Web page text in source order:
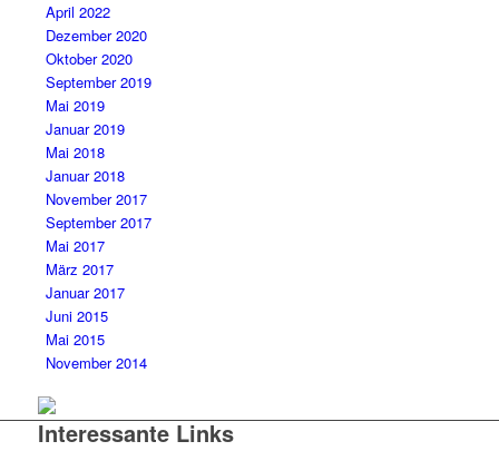
April 2022
Dezember 2020
Oktober 2020
September 2019
Mai 2019
Januar 2019
Mai 2018
Januar 2018
November 2017
September 2017
Mai 2017
März 2017
Januar 2017
Juni 2015
Mai 2015
November 2014
Interessante Links